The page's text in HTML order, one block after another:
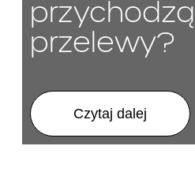
przychodzą
przelewy?
Czytaj dalej